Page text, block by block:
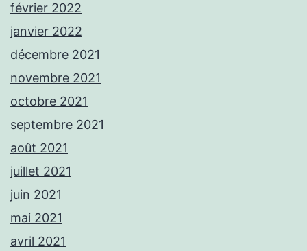
février 2022
janvier 2022
décembre 2021
novembre 2021
octobre 2021
septembre 2021
août 2021
juillet 2021
juin 2021
mai 2021
avril 2021